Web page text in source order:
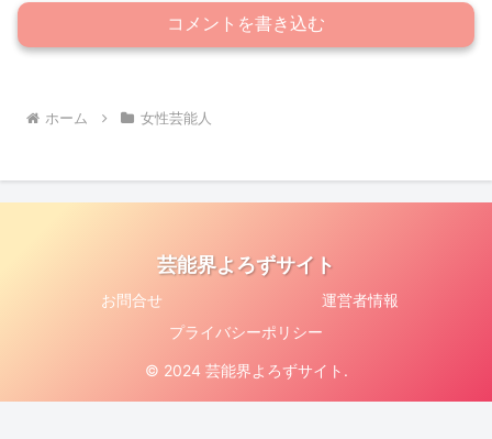
コメントを書き込む
ホーム 女性芸能人
芸能界よろずサイト
お問合せ
運営者情報
プライバシーポリシー
© 2024 芸能界よろずサイト.